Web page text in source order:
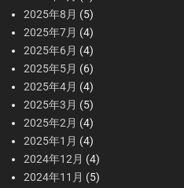
2025年8月 (5)
2025年7月 (4)
2025年6月 (4)
2025年5月 (6)
2025年4月 (4)
2025年3月 (5)
2025年2月 (4)
2025年1月 (4)
2024年12月 (4)
2024年11月 (5)